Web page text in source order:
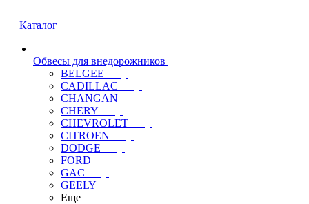
Каталог
Обвесы для внедорожников
BELGEE
CADILLAC
CHANGAN
CHERY
CHEVROLET
CITROEN
DODGE
FORD
GAC
GEELY
Еще